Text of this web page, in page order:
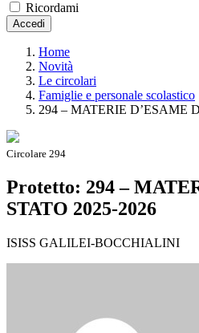
Ricordami
Accedi
Home
Novità
Le circolari
Famiglie e personale scolastico
294 – MATERIE D’ESAME
Circolare 294
Protetto: 294 –
STATO 2025-2026
ISISS GALILEI-BOCCHIALINI